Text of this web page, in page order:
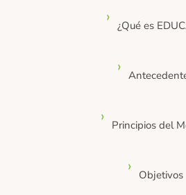
¿Qué es
Principios del
Objetivos